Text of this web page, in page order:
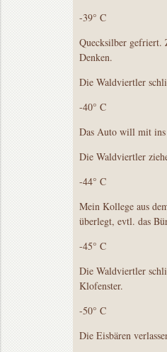
-39° C
Quecksilber gefriert.
Denken.
Die Waldviertler
-40° C
Das Auto will mit ins
Die Waldviertler
-44° C
Mein Kollege aus
überlegt, evtl. das
-45° C
Die Waldviertler
Klofenster.
-50° C
Die Eisbären